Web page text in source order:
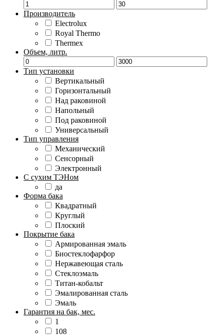
Производитель
Electrolux
Royal Thermo
Thermex
Объем, литр.
Тип установки
Вертикальный
Горизонтальный
Над раковиной
Напольный
Под раковиной
Универсальный
Тип управления
Механический
Сенсорный
Электронный
С сухим ТЭНом
да
Форма бака
Квадратный
Круглый
Плоский
Покрытие бака
Армированная эмаль
Биостеклофарфор
Нержавеющая сталь
Стеклоэмаль
Титан-кобальт
Эмалированная сталь
Эмаль
Гарантия на бак, мес.
1
108